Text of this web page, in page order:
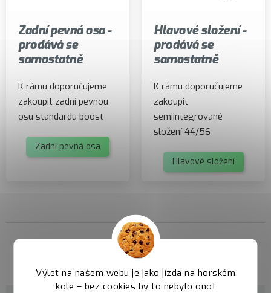
Výlet na našem webu je jako jízda na horském
kole – bez cookies by to nebylo ono!
Zadní pevná osa -
prodává se
samostatně
K rámu doporučujeme
zakoupit zadní pevnou
osu standardu boost
Zadní pevná osa
Hlavové složení -
prodává se
samostatně
K rámu doporučujeme
zakoupit
semiintegrované
složení 44/56
Hlavové složení
Parametry